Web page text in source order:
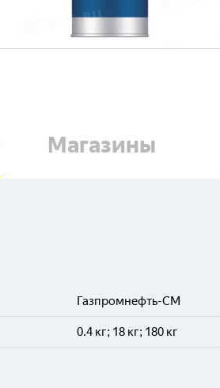
Магазины
Газпромнефть-СМ
0.4 кг; 18 кг; 180 кг